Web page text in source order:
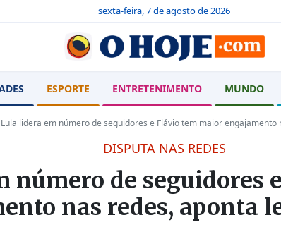
sexta-feira, 7 de agosto de 2026
ESPORTE ENTRETENIMENTO MUNDO
Lula lidera em número de seguidores e Flávio tem maior
DISPUTA NAS REDES
número de seguidores
nas redes, aponta